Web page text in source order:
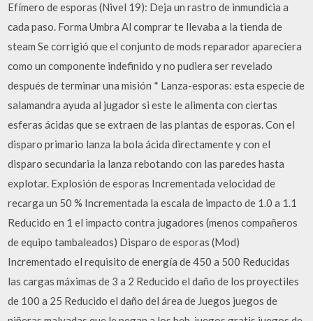
Efímero de esporas (Nivel 19): Deja un rastro de inmundicia a
cada paso. Forma Umbra Al comprar te llevaba a la tienda de
steam Se corrigió que el conjunto de mods reparador apareciera
como un componente indefinido y no pudiera ser revelado
después de terminar una misión * Lanza-esporas: esta especie de
salamandra ayuda al jugador si este le alimenta con ciertas
esferas ácidas que se extraen de las plantas de esporas. Con el
disparo primario lanza la bola ácida directamente y con el
disparo secundaria la lanza rebotando con las paredes hasta
explotar. Explosión de esporas Incrementada velocidad de
recarga un 50 % Incrementada la escala de impacto de 1.0 a 1.1
Reducido en 1 el impacto contra jugadores (menos compañeros
de equipo tambaleados) Disparo de esporas (Mod)
Incrementado el requisito de energía de 450 a 500 Reducidas
las cargas máximas de 3 a 2 Reducido el daño de los proyectiles
de 100 a 25 Reducido el daño del área de Juegos juegos de